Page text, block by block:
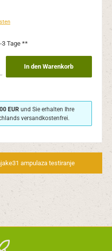
3 Tage **
Wert ein oder benutze die Schaltflächen
In den Warenkorb
EUR und Sie erhalten Ihre
versandkostenfrei.
ampulaza testiranje